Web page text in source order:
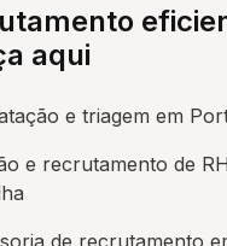
aqui
e triagem em
e recrutamento de